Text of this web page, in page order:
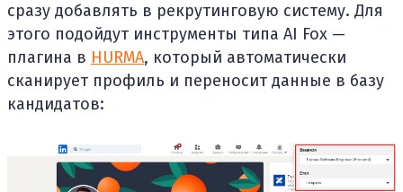
сразу добавлять в рекрутинговую систему. Для
этого подойдут инструменты типа AI Fox —
плагина в HURMA, который автоматически
сканирует профиль и переносит данные в базу
кандидатов: